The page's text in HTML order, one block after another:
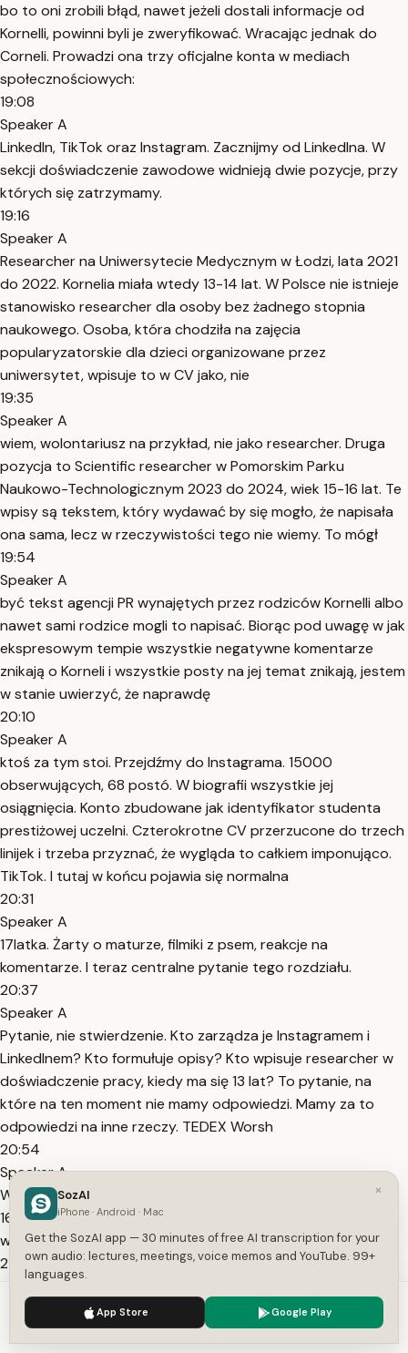
bo to oni zrobili błąd, nawet jeżeli dostali informacje od
Kornelli, powinni byli je zweryfikować. Wracając jednak do
Corneli. Prowadzi ona trzy oficjalne konta w mediach
społecznościowych:
19:08
Speaker A
LinkedIn, TikTok oraz Instagram. Zacznijmy od LinkedIna. W
sekcji doświadczenie zawodowe widnieją dwie pozycje, przy
których się zatrzymamy.
19:16
Speaker A
Researcher na Uniwersytecie Medycznym w Łodzi, lata 2021
do 2022. Kornelia miała wtedy 13-14 lat. W Polsce nie istnieje
stanowisko researcher dla osoby bez żadnego stopnia
naukowego. Osoba, która chodziła na zajęcia
popularyzatorskie dla dzieci organizowane przez
uniwersytet, wpisuje to w CV jako, nie
19:35
Speaker A
wiem, wolontariusz na przykład, nie jako researcher. Druga
pozycja to Scientific researcher w Pomorskim Parku
Naukowo-Technologicznym 2023 do 2024, wiek 15-16 lat. Te
wpisy są tekstem, który wydawać by się mogło, że napisała
ona sama, lecz w rzeczywistości tego nie wiemy. To mógł
19:54
Speaker A
być tekst agencji PR wynajętych przez rodziców Kornelli albo
nawet sami rodzice mogli to napisać. Biorąc pod uwagę w jak
ekspresowym tempie wszystkie negatywne komentarze
znikają o Korneli i wszystkie posty na jej temat znikają, jestem
w stanie uwierzyć, że naprawdę
20:10
Speaker A
ktoś za tym stoi. Przejdźmy do Instagrama. 15000
obserwujących, 68 postó. W biografii wszystkie jej
osiągnięcia. Konto zbudowane jak identyfikator studenta
prestiżowej uczelni. Czterokrotne CV przerzucone do trzech
linijek i trzeba przyznać, że wygląda to całkiem imponująco.
TikTok. I tutaj w końcu pojawia się normalna
20:31
Speaker A
17latka. Żarty o maturze, filmiki z psem, reakcje na
komentarze. I teraz centralne pytanie tego rozdziału.
20:37
Speaker A
Pytanie, nie stwierdzenie. Kto zarządza je Instagramem i
LinkedInem? Kto formułuje opisy? Kto wpisuje researcher w
doświadczenie pracy, kiedy ma się 13 lat? To pytanie, na
które na ten moment nie mamy odpowiedzi. Mamy za to
odpowiedzi na inne rzeczy. TEDEX Worsh
20:54
Speaker A
Woman 22 listopada 2024 roku. Kornelia Wieczorek wtedy
16letnia wychodzi na scenę TEDX w Warszawie. Tytuł
wystąpienia: Płyń pod prąd. Pod prąd.
21:07
Speaker A
Zastanówmy się przez chwilę nad samym tytułem. Pod prąd
oznacza wbrew systemowi, wbrew mainstreamowi, wbrew
We use cookies to enhance your experience.
×
SozAI
iPhone · Android · Mac
Get the SozAI app — 30 minutes of free AI transcription for your
own audio: lectures, meetings, voice memos and YouTube. 99+
languages.
App Store Google Play